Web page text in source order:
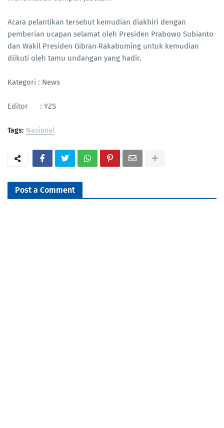
Acara pelantikan tersebut kemudian diakhiri dengan
pemberian ucapan selamat oleh Presiden Prabowo Subianto
dan Wakil Presiden Gibran Rakabuming untuk kemudian
diikuti oleh tamu undangan yang hadir.
Kategori : News
Editor : YZS
Tags: Nasional
Post a Comment